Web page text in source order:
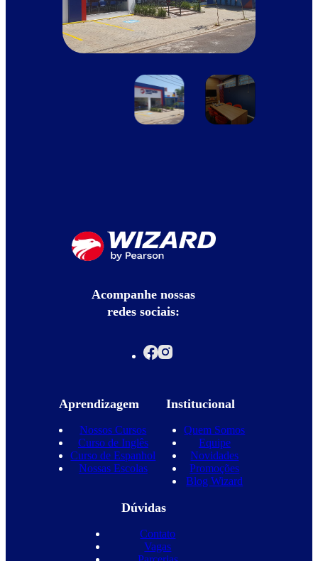
Acompanhe nossas
redes sociais:
Aprendizagem
Nossos Cursos
Curso de Inglês
Curso de Espanhol
Nossas Escolas
Institucional
Quem Somos
Equipe
Novidades
Promoções
Blog Wizard
Dúvidas
Contato
Vagas